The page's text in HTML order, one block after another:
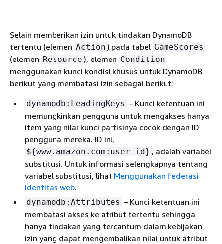
Selain memberikan izin untuk tindakan DynamoDB
tertentu (elemen Action ) pada tabel GameScores
(elemen Resource ), elemen Condition
menggunakan kunci kondisi khusus untuk DynamoDB
berikut yang membatasi izin sebagai berikut:
dynamodb:LeadingKeys – Kunci ketentuan ini
memungkinkan pengguna untuk mengakses hanya
item yang nilai kunci partisinya cocok dengan ID
pengguna mereka. ID ini,
${www.amazon.com:user_id} , adalah variabel
substitusi. Untuk informasi selengkapnya tentang
variabel substitusi, lihat Menggunakan federasi
identitas web.
dynamodb:Attributes – Kunci ketentuan ini
membatasi akses ke atribut tertentu sehingga
hanya tindakan yang tercantum dalam kebijakan
izin yang dapat mengembalikan nilai untuk atribut